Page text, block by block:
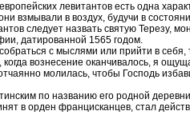
левитантов есть одна
взмывали в воздух, будучи в
следует назвать святую Терезу,
датированной 1565 годом.
с мыслями или прийти в себя,
вознесение оканчивалось, я
молилась, чтобы Господь
по названию его родной
в орден францисканцев, стал